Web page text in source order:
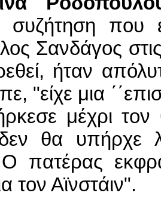
συζήτηση
Σανδάγος
ήταν
"είχε μια
μέχρι
δεν θα υπήρχε
πατέρας
τον Αϊνστάιν".